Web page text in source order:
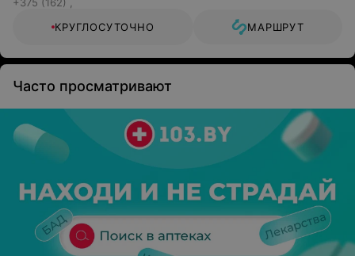
КРУГЛОСУТОЧНО
МАРШРУТ
Часто просматривают